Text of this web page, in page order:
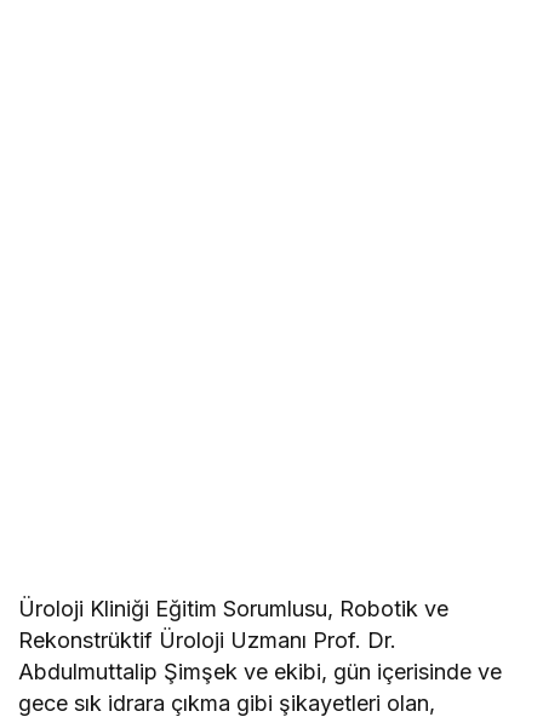
Üroloji Kliniği Eğitim Sorumlusu, Robotik ve
Rekonstrüktif Üroloji Uzmanı Prof. Dr.
Abdulmuttalip Şimşek ve ekibi, gün içerisinde ve
gece sık idrara çıkma gibi şikayetleri olan,